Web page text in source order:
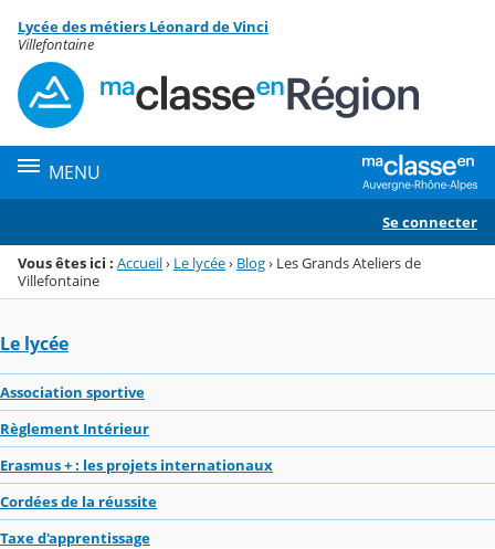
Menu de la rubrique
Contenu
Lycée des métiers Léonard de Vinci
Villefontaine
MENU
Se connecter
Vous êtes ici : Accueil› Le lycée› Blog› Les Grands Ateliers de
Villefontaine
Le lycée
Association sportive
Règlement Intérieur
Erasmus + : les projets internationaux
Cordées de la réussite
Taxe d'apprentissage